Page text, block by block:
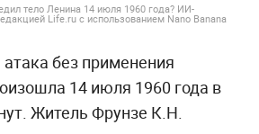
тело Ленина 14 июля 1960 года? ИИ-
Life.ru с использованием Nano Banana
без применения
14 июля 1960 года в
Житель Фрунзе К.Н.